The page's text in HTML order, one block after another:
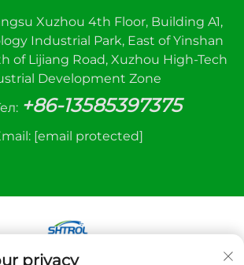
Xuzhou 4th Floor, Building A1,
Industrial Park, East of Yinshan
of Lijiang Road, Xuzhou High-Tech
Development Zone
+86-13585397375
[email protected]
privacy